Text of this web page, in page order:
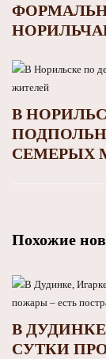
В
СЕМЕРЫХ
Похожие
В
СУТКИ